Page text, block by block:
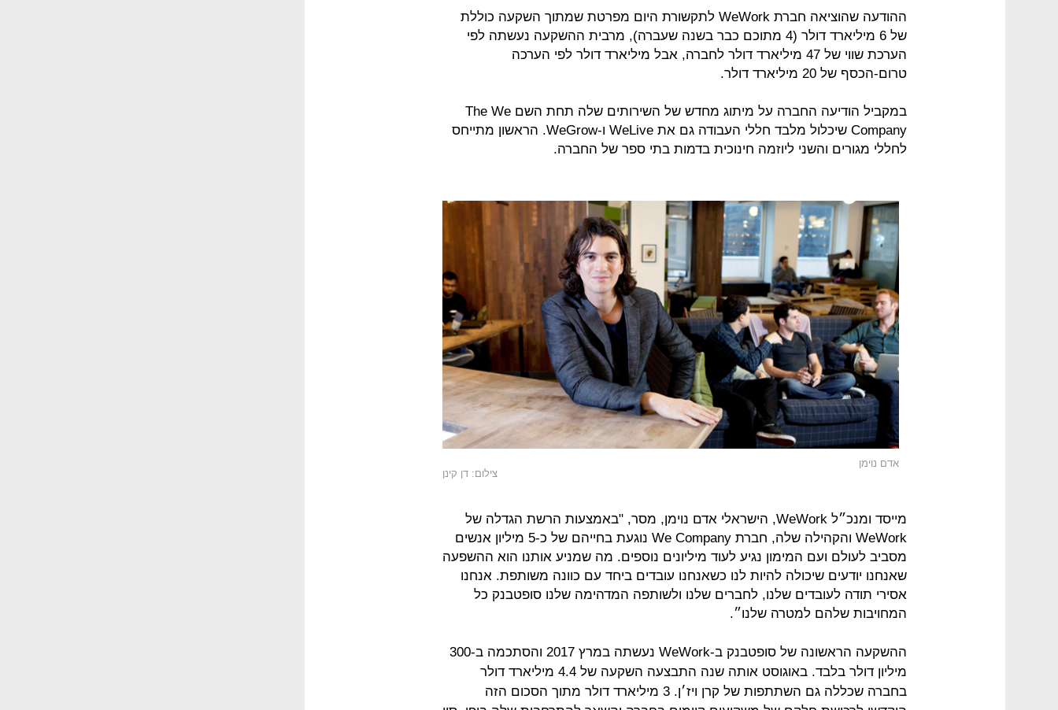
ההודעה שהוציאה חברת WeWork לתקשורת היום מפרטת שמתוך השקעה כוללת
של 6 מיליארד דולר (4 מתוכם כבר בשנה שעברה), מרבית ההשקעה נעשתה לפי
הערכת שווי של 47 מיליארד דולר לחברה, אבל מיליארד דולר לפי הערכה
טרום-הכסף של 20 מיליארד דולר.
במקביל הודיעה החברה על מיתוג מחדש של השירותים שלה תחת השם The We
Company שיכלול מלבד חללי העבודה גם את WeLive ו-WeGrow. הראשון מתייחס
לחללי מגורים והשני ליוזמה חינוכית בדמות בתי ספר של החברה.
אדם נוימן
צילום: דן קינן
מייסד ומנכ״ל WeWork, הישראלי אדם נוימן, מסר, "באמצעות הרשת הגדלה של
WeWork והקהילה שלה, חברת We Company נוגעת בחייהם של כ-5 מיליון אנשים
מסביב לעולם ועם המימון נגיע לעוד מיליונים נוספים. מה שמניע אותנו הוא ההשפעה
שאנחנו יודעים שיכולה להיות לנו כשאנחנו עובדים ביחד עם כוונה משותפת. אנחנו
אסירי תודה לעובדים שלנו, לחברים שלנו ולשותפה המדהימה שלנו סופטבנק כל
המחויבות שלהם למטרה שלנו״.
ההשקעה הראשונה של סופטבנק ב-WeWork נעשתה במרץ 2017 והסתכמה ב-300
מיליון דולר בלבד. באוגוסט אותה שנה התבצעה השקעה של 4.4 מיליארד דולר
בחברה שכללה גם השתתפות של קרן ויז׳ן. 3 מיליארד דולר מתוך הסכום הזה